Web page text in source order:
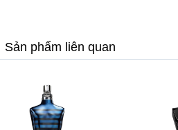
Sản phẩm liên quan